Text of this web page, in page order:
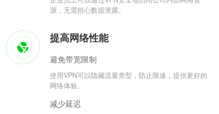
源，无需担心数据泄露。
提高网络性能
避免带宽限制
使用VPN可以隐藏流量类型，防止限速，提供更好的
网络体验。
减少延迟